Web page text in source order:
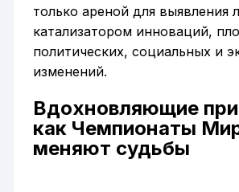
только ареной для выявления
катализатором инноваций,
политических, социальных и
изменений.
Вдохновляющие
как Чемпионаты
меняют судьбы